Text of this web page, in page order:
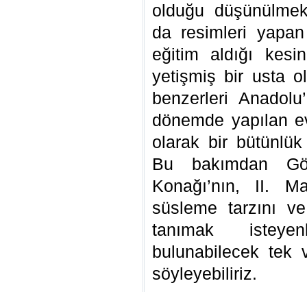
olduğu
da resimleri
eğitim aldığı
yetişmiş bir usta
benzerleri
dönemde yapılan
olarak bir bütünlük
Bu bakımdan
Konağı’nın, II.
süsleme tarzını
tanımak
bulunabilecek tek
söyleyebiliriz.